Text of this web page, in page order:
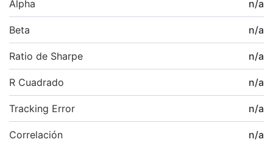
Alpha n/a
Beta n/a
Ratio de Sharpe n/a
R Cuadrado n/a
Tracking Error n/a
Correlación n/a